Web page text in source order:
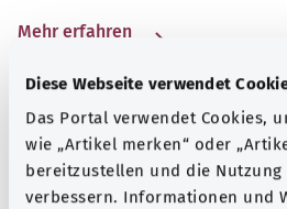
Diese Webseite verwendet
Das Portal verwendet Cookies,
wie „Artikel merken“ oder
bereitzustellen und die Nutzung
verbessern. Informationen und
Mehr erfahren